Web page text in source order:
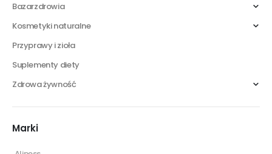
Bazarzdrowia
Kosmetyki naturalne
Przyprawy i zioła
Suplementy diety
Zdrowa żywność
Marki